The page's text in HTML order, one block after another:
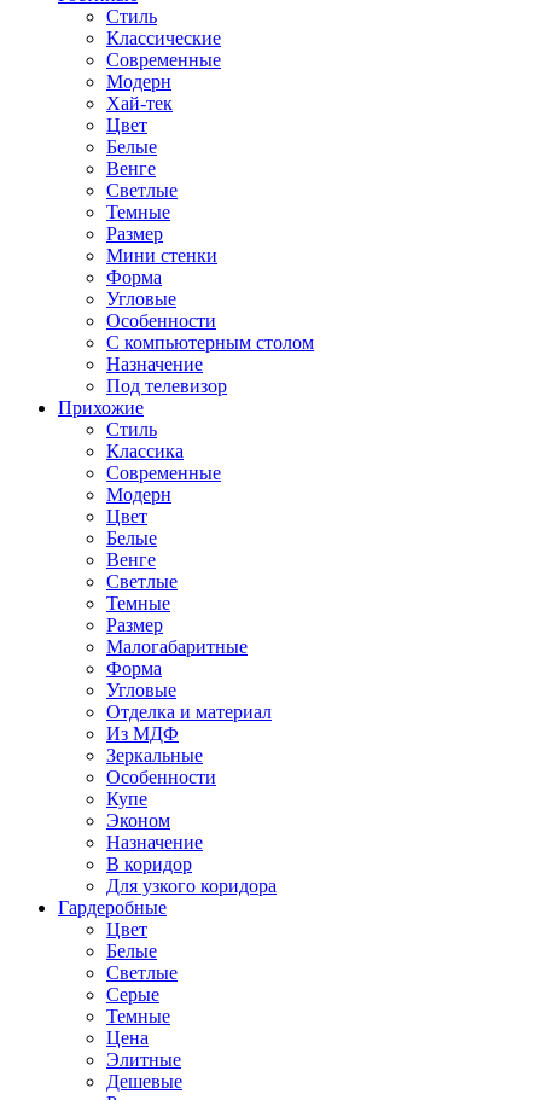
Стиль
Классические
Современные
Модерн
Хай-тек
Цвет
Белые
Венге
Светлые
Темные
Размер
Мини стенки
Форма
Угловые
Особенности
С компьютерным столом
Назначение
Под телевизор
Прихожие
Стиль
Классика
Современные
Модерн
Цвет
Белые
Венге
Светлые
Темные
Размер
Малогабаритные
Форма
Угловые
Отделка и материал
Из МДФ
Зеркальные
Особенности
Купе
Эконом
Назначение
В коридор
Для узкого коридора
Гардеробные
Цвет
Белые
Светлые
Серые
Темные
Цена
Элитные
Дешевые